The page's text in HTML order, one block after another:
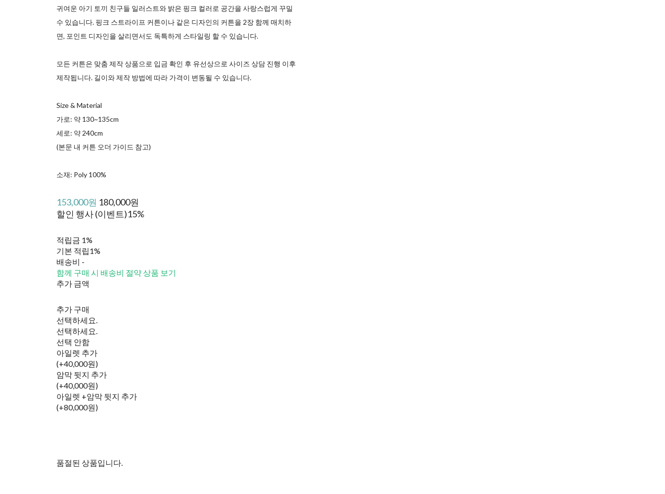
귀여운 아기 토끼 친구들 일러스트와 밝은 핑크 컬러로 공간을 사랑스럽게 꾸밀
수 있습니다. 핑크 스트라이프 커튼이나 같은 디자인의 커튼을 2장 함께 매치하
면, 포인트 디자인을 살리면서도 독특하게 스타일링 할 수 있습니다.
모든 커튼은 맞춤 제작 상품으로 입금 확인 후 유선상으로 사이즈 상담 진행 이후
제작됩니다. 길이와 제작 방법에 따라 가격이 변동될 수 있습니다.
Size & Material
가로: 약 130~135cm
세로: 약 240cm
(본문 내 커튼 오더 가이드 참고)
소재: Poly 100%
153,000원 180,000원
할인 행사 (이벤트)15%
적립금 1%
기본 적립1%
배송비 -
함께 구매 시 배송비 절약 상품 보기
추가 금액
추가 구매
선택하세요.
선택하세요.
선택 안함
아일렛 추가
(+40,000원)
암막 뒷지 추가
(+40,000원)
아일렛 +암막 뒷지 추가
(+80,000원)
품절된 상품입니다.